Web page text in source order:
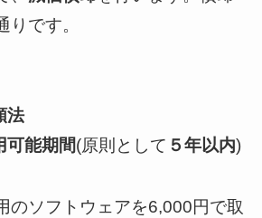
です。
法
可能期間(原則として ５年以内)
のソフトウェアを6,000円で取